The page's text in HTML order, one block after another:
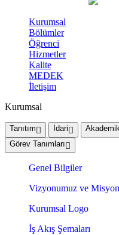
Kurumsal
Bölümler
Öğrenci
Hizmetler
Kalite
MEDEK
İletişim
Kurumsal
Tanıtım İdari
Görev Tanımları
Genel Bilgiler
Vizyonumuz ve
Kurumsal Logo
İş Akış Şemaları